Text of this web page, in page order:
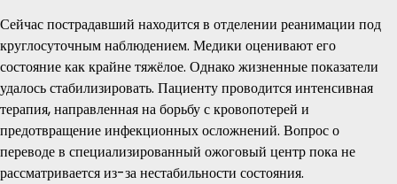
Сейчас пострадавший находится в отделении реанимации под
круглосуточным наблюдением. Медики оценивают его
состояние как крайне тяжёлое. Однако жизненные показатели
удалось стабилизировать. Пациенту проводится интенсивная
терапия, направленная на борьбу с кровопотерей и
предотвращение инфекционных осложнений. Вопрос о
переводе в специализированный ожоговый центр пока не
рассматривается из-за нестабильности состояния.